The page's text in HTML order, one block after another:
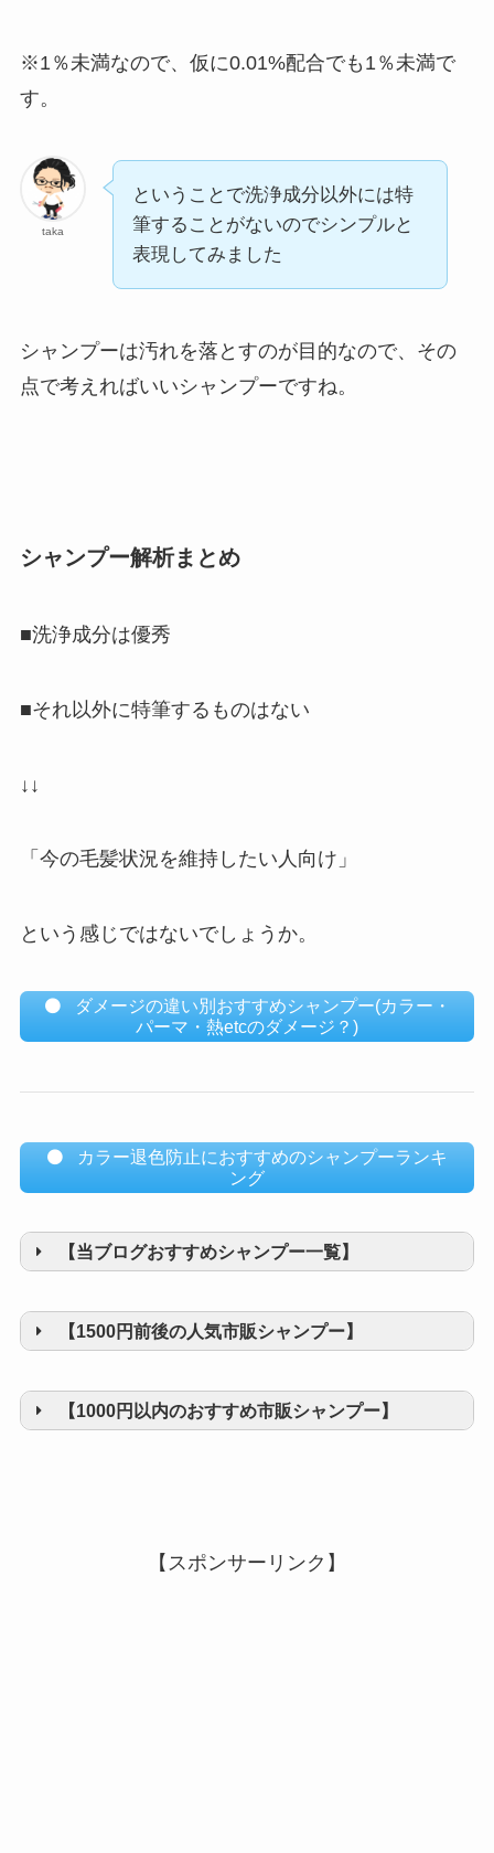
※1％未満なので、仮に0.01%配合でも1％未満で
す。
taka
ということで洗浄成分以外には特
筆することがないのでシンプルと
表現してみました
シャンプーは汚れを落とすのが目的なので、その
点で考えればいいシャンプーですね。
シャンプー解析まとめ
■洗浄成分は優秀
■それ以外に特筆するものはない
↓↓
「今の毛髪状況を維持したい人向け」
という感じではないでしょうか。
ダメージの違い別おすすめシャンプー(カラー・
パーマ・熱etcのダメージ？)
カラー退色防止におすすめのシャンプーランキ
ング
【当ブログおすすめシャンプー一覧】
【1500円前後の人気市販シャンプー】
【1000円以内のおすすめ市販シャンプー】
【スポンサーリンク】